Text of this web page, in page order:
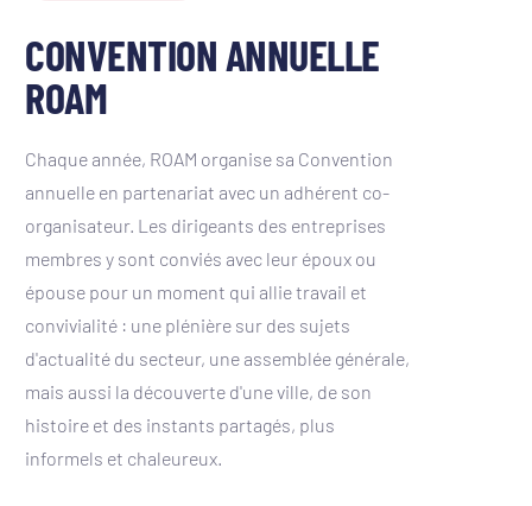
CONVENTION ANNUELLE
ROAM
Chaque année, ROAM organise sa Convention
annuelle en partenariat avec un adhérent co-
organisateur. Les dirigeants des entreprises
membres y sont conviés avec leur époux ou
épouse pour un moment qui allie travail et
convivialité : une plénière sur des sujets
d'actualité du secteur, une assemblée générale,
mais aussi la découverte d'une ville, de son
histoire et des instants partagés, plus
informels et chaleureux.